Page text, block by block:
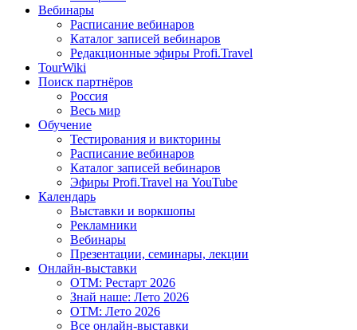
Вебинары
Расписание вебинаров
Каталог записей вебинаров
Редакционные эфиры Profi.Travel
TourWiki
Поиск партнёров
Россия
Весь мир
Обучение
Тестирования и викторины
Расписание вебинаров
Каталог записей вебинаров
Эфиры Profi.Travel на YouTube
Календарь
Выставки и воркшопы
Рекламники
Вебинары
Презентации, семинары, лекции
Онлайн-выставки
OTM: Рестарт 2026
Знай наше: Лето 2026
OTM: Лето 2026
Все онлайн-выставки